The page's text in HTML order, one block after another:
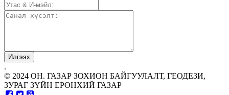
.
© 2024 ОН. ГАЗАР ЗОХИОН БАЙГУУЛАЛТ, ГЕОДЕЗИ,
ЗУРАГ ЗҮЙН ЕРӨНХИЙ ГАЗАР